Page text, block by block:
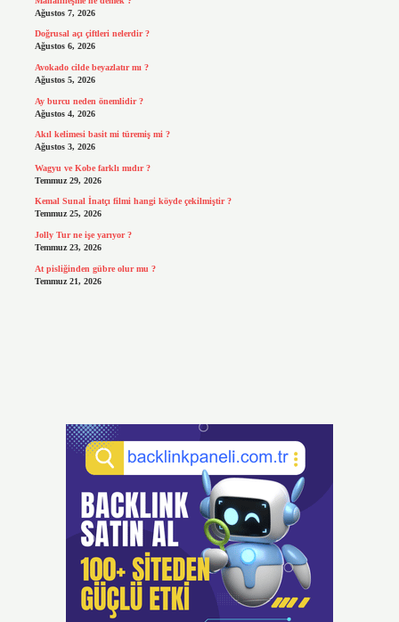
Ağustos 7, 2026
Doğrusal açı çiftleri nelerdir ?
Ağustos 6, 2026
Avokado cilde beyazlatır mı ?
Ağustos 5, 2026
Ay burcu neden önemlidir ?
Ağustos 4, 2026
Akıl kelimesi basit mi türemiş mi ?
Ağustos 3, 2026
Wagyu ve Kobe farklı mıdır ?
Temmuz 29, 2026
Kemal Sunal İnatçı filmi hangi köyde çekilmiştir ?
Temmuz 25, 2026
Jolly Tur ne işe yarıyor ?
Temmuz 23, 2026
At pisliğinden gübre olur mu ?
Temmuz 21, 2026